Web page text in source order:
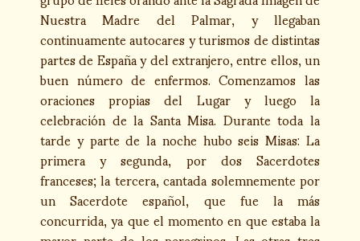
Nuestra Madre del Palmar, y llegaban
continuamente autocares y turismos de distintas
partes de España y del extranjero, entre ellos, un
buen número de enfermos. Comenzamos las
oraciones propias del Lugar y luego la
celebración de la Santa Misa. Durante toda la
tarde y parte de la noche hubo seis Misas: La
primera y segunda, por dos Sacerdotes
franceses; la tercera, cantada solemnemente por
un Sacerdote español, que fue la más
concurrida, ya que el momento en que estaba la